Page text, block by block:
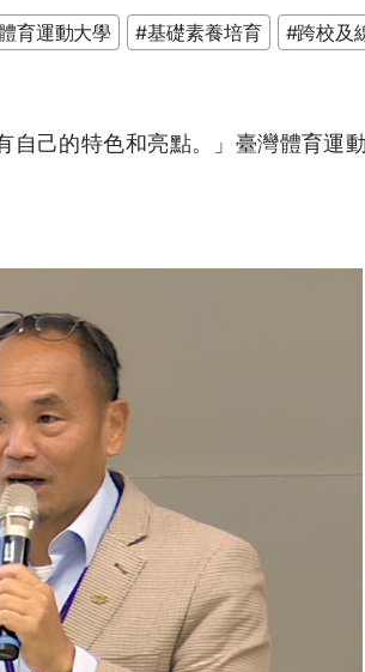
育運動大學 #基礎素養培育 #跨校及
自己的特色和亮點。」臺灣體育運